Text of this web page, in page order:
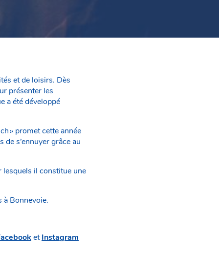
et de loisirs. Dès
présenter les
a été développé
» promet cette année
s’ennuyer grâce au
lesquels il constitue une
Bonnevoie.
etInstagram